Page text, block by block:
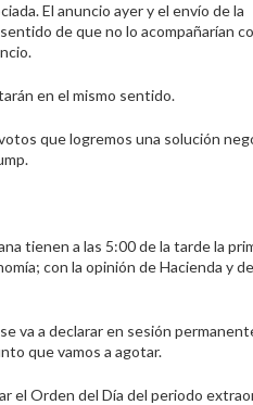
El anuncio ayer y el envío de la
de que no lo acompañarían
en el mismo sentido.
que logremos una solución
tienen a las 5:00 de la tarde la
con la opinión de Hacienda y
va a declarar en sesión
que vamos a agotar.
el Orden del Día del periodo